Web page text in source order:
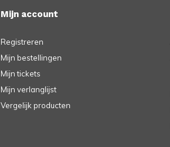
Mijn account
Registreren
Mijn bestellingen
Mijn tickets
Mijn verlanglijst
Vergelijk producten